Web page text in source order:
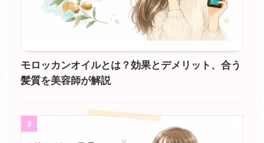
モロッカンオイルとは？効果とデメリット、合う
髪質を美容師が解説
3